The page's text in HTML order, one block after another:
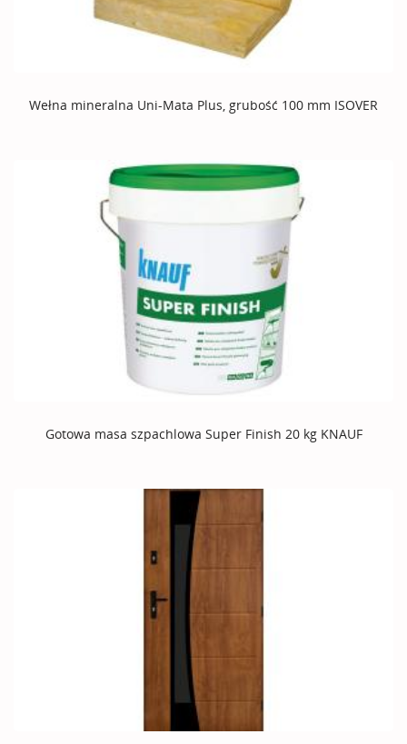
Wełna mineralna Uni-Mata Plus, grubość 100 mm ISOVER
Gotowa masa szpachlowa Super Finish 20 kg KNAUF